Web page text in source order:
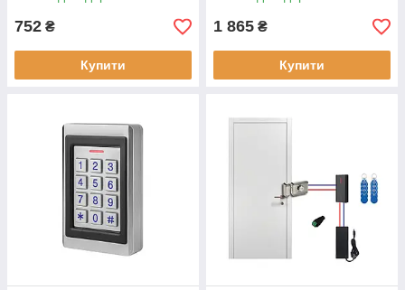
752 ₴
Купити
1 865 ₴
Купити